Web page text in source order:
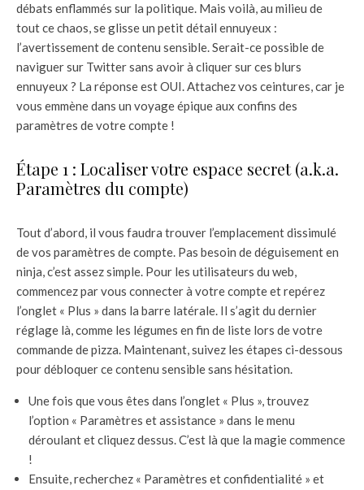
débats enflammés sur la politique. Mais voilà, au milieu de
tout ce chaos, se glisse un petit détail ennuyeux :
l’avertissement de contenu sensible. Serait-ce possible de
naviguer sur Twitter sans avoir à cliquer sur ces blurs
ennuyeux ? La réponse est OUI. Attachez vos ceintures, car je
vous emmène dans un voyage épique aux confins des
paramètres de votre compte !
Étape 1 : Localiser votre espace secret (a.k.a.
Paramètres du compte)
Tout d’abord, il vous faudra trouver l’emplacement dissimulé
de vos paramètres de compte. Pas besoin de déguisement en
ninja, c’est assez simple. Pour les utilisateurs du web,
commencez par vous connecter à votre compte et repérez
l’onglet « Plus » dans la barre latérale. Il s’agit du dernier
réglage là, comme les légumes en fin de liste lors de votre
commande de pizza. Maintenant, suivez les étapes ci-dessous
pour débloquer ce contenu sensible sans hésitation.
Une fois que vous êtes dans l’onglet « Plus », trouvez
l’option « Paramètres et assistance » dans le menu
déroulant et cliquez dessus. C’est là que la magie commence
!
Ensuite, recherchez « Paramètres et confidentialité » et